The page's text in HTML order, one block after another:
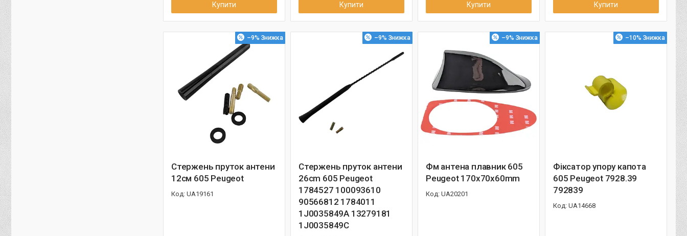
Купити Купити Купити Купити
–9%
Стержень пруток антени
12см 605 Peugeot
UA19161
–9%
Стержень пруток антени
26cm 605 Peugeot
1784527 100093610
90566812 1784011
1J0035849A 13279181
1J0035849C
–9%
Фм антена плавник 605
Peugeot 170х70х60mm
UA20201
–10%
Фіксатор упору капота
605 Peugeot 7928.39
792839
UA14668